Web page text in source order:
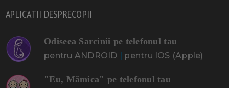
APLICATII DESPRECOPII
Odiseea Sarcinii pe telefonul tau
pentru ANDROID | pentru IOS (Apple)
"Eu, Mămica" pe telefonul tau